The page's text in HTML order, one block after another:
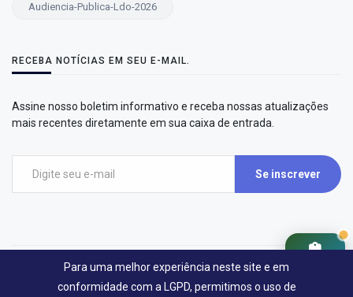
Audiencia-Publica-Ldo-2026
RECEBA NOTÍCIAS EM SEU E-MAIL.
Assine nosso boletim informativo e receba nossas atualizações
mais recentes diretamente em sua caixa de entrada.
Se inscrever
©2026 LastMining Soluções Digitais - Governo de Santa Cruz Da Esperança
Para uma melhor experiência neste site e em
conformidade com a LGPD, permitimos o uso de